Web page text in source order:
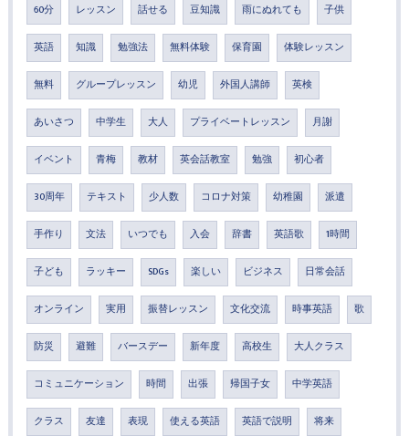
60分 レッスン 話せる 豆知識 雨にぬれても 子供
英語 知識 勉強法 無料体験 保育園 体験レッスン
無料 グループレッスン 幼児 外国人講師 英検
あいさつ 中学生 大人 プライベートレッスン 月謝
イベント 青梅 教材 英会話教室 勉強 初心者
30周年 テキスト 少人数 コロナ対策 幼稚園 派遣
手作り 文法 いつでも 入会 辞書 英語歌 1時間
子ども ラッキー SDGs 楽しい ビジネス 日常会話
オンライン 実用 振替レッスン 文化交流 時事英語 歌
防災 避難 バースデー 新年度 高校生 大人クラス
コミュニケーション 時間 出張 帰国子女 中学英語
クラス 友達 表現 使える英語 英語で説明 将来